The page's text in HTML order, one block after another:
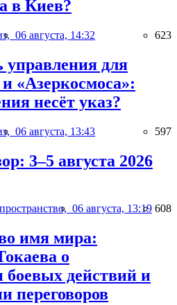
в Киев?
06 августа, 14:32 623
управления для
«Азеркосмоса»:
несёт указ?
06 августа, 13:43 597
3–5 августа 2026
06 августа, 13:19 608
имя мира:
о
действий и
переговоров